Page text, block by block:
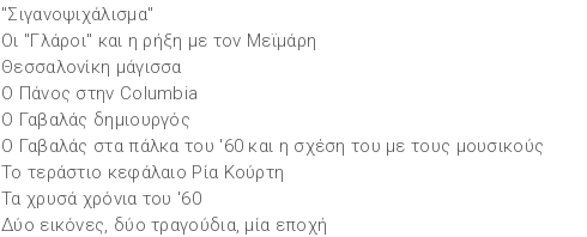
"Σιγανοψιχάλισμα"
Οι "Γλάροι" και η ρήξη με τον Μεϊμάρη
Θεσσαλονίκη μάγισσα
Ο Πάνος στην Columbia
Ο Γαβαλάς δημιουργός
Ο Γαβαλάς στα πάλκα του '60 και η σχέση του με τους μουσικούς
Το τεράστιο κεφάλαιο Ρία Κούρτη
Τα χρυσά χρόνια του '60
Δύο εικόνες, δύο τραγούδια, μία εποχή